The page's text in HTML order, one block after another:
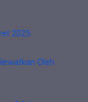
2025
Oleh